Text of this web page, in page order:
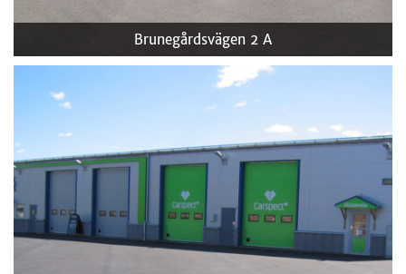
Brunegårdsvägen 2 A